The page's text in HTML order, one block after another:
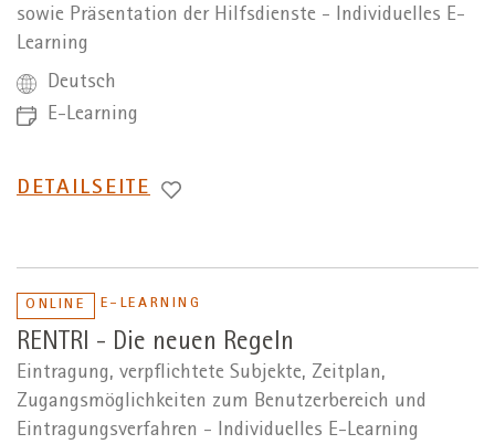
sowie Präsentation der Hilfsdienste - Individuelles E-
Learning
Deutsch
E-Learning
WECHSEL
DETAILSEITE
ONLINE E-LEARNING
RENTRI - Die neuen Regeln
Eintragung, verpflichtete Subjekte, Zeitplan,
Zugangsmöglichkeiten zum Benutzerbereich und
Eintragungsverfahren - Individuelles E-Learning